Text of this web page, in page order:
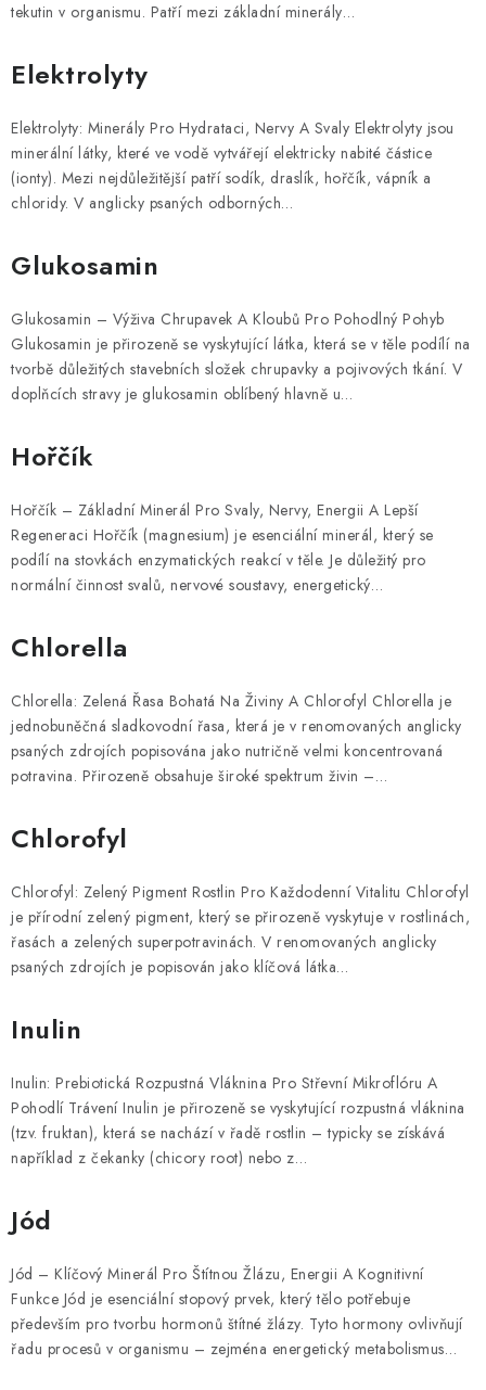
tekutin v organismu. Patří mezi základní minerály…
Elektrolyty
Elektrolyty: Minerály Pro Hydrataci, Nervy A Svaly Elektrolyty jsou
minerální látky, které ve vodě vytvářejí elektricky nabité částice
(ionty). Mezi nejdůležitější patří sodík, draslík, hořčík, vápník a
chloridy. V anglicky psaných odborných…
Glukosamin
Glukosamin – Výživa Chrupavek A Kloubů Pro Pohodlný Pohyb
Glukosamin je přirozeně se vyskytující látka, která se v těle podílí na
tvorbě důležitých stavebních složek chrupavky a pojivových tkání. V
doplňcích stravy je glukosamin oblíbený hlavně u…
Hořčík
Hořčík – Základní Minerál Pro Svaly, Nervy, Energii A Lepší
Regeneraci Hořčík (magnesium) je esenciální minerál, který se
podílí na stovkách enzymatických reakcí v těle. Je důležitý pro
normální činnost svalů, nervové soustavy, energetický…
Chlorella
Chlorella: Zelená Řasa Bohatá Na Živiny A Chlorofyl Chlorella je
jednobuněčná sladkovodní řasa, která je v renomovaných anglicky
psaných zdrojích popisována jako nutričně velmi koncentrovaná
potravina. Přirozeně obsahuje široké spektrum živin –…
Chlorofyl
Chlorofyl: Zelený Pigment Rostlin Pro Každodenní Vitalitu Chlorofyl
je přírodní zelený pigment, který se přirozeně vyskytuje v rostlinách,
řasách a zelených superpotravinách. V renomovaných anglicky
psaných zdrojích je popisován jako klíčová látka…
Inulin
Inulin: Prebiotická Rozpustná Vláknina Pro Střevní Mikroflóru A
Pohodlí Trávení Inulin je přirozeně se vyskytující rozpustná vláknina
(tzv. fruktan), která se nachází v řadě rostlin – typicky se získává
například z čekanky (chicory root) nebo z…
Jód
Jód – Klíčový Minerál Pro Štítnou Žlázu, Energii A Kognitivní
Funkce Jód je esenciální stopový prvek, který tělo potřebuje
především pro tvorbu hormonů štítné žlázy. Tyto hormony ovlivňují
řadu procesů v organismu – zejména energetický metabolismus…